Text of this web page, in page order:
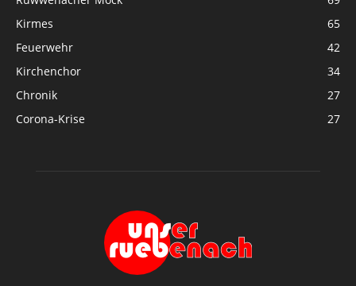
Kirmes
65
Feuerwehr
42
Kirchenchor
34
Chronik
27
Corona-Krise
27